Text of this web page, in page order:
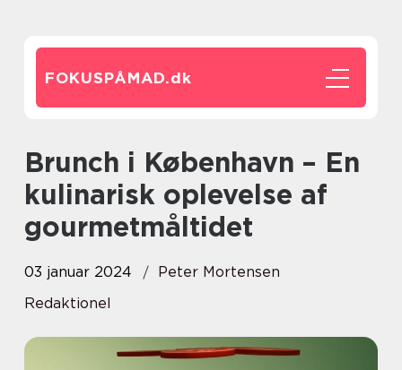
FOKUSPÅMAD.dk
Brunch i København – En
kulinarisk oplevelse af
gourmetmåltidet
03 januar 2024
Peter Mortensen
Redaktionel